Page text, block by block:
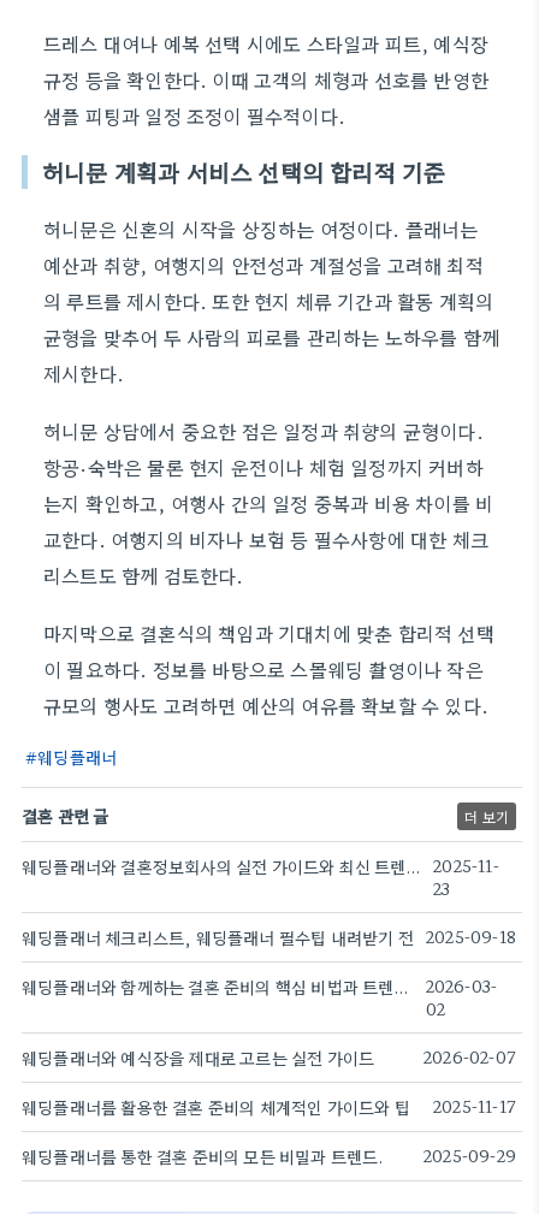
드레스 대여나 예복 선택 시에도 스타일과 피트, 예식장
규정 등을 확인한다. 이때 고객의 체형과 선호를 반영한
샘플 피팅과 일정 조정이 필수적이다.
허니문 계획과 서비스 선택의 합리적 기준
허니문은 신혼의 시작을 상징하는 여정이다. 플래너는
예산과 취향, 여행지의 안전성과 계절성을 고려해 최적
의 루트를 제시한다. 또한 현지 체류 기간과 활동 계획의
균형을 맞추어 두 사람의 피로를 관리하는 노하우를 함께
제시한다.
허니문 상담에서 중요한 점은 일정과 취향의 균형이다.
항공·숙박은 물론 현지 운전이나 체험 일정까지 커버하
는지 확인하고, 여행사 간의 일정 중복과 비용 차이를 비
교한다. 여행지의 비자나 보험 등 필수사항에 대한 체크
리스트도 함께 검토한다.
마지막으로 결혼식의 책임과 기대치에 맞춘 합리적 선택
이 필요하다. 정보를 바탕으로 스몰웨딩 촬영이나 작은
규모의 행사도 고려하면 예산의 여유를 확보할 수 있다.
웨딩플래너
결혼 관련 글 더 보기
웨딩플래너와 결혼정보회사의 실전 가이드와 최신 트렌드
2025-11-
23
웨딩플래너 체크리스트, 웨딩플래너 필수팁 내려받기 전 2025-09-18
웨딩플래너와 함께하는 결혼 준비의 핵심 비법과 트렌드.
2026-03-
02
웨딩플래너와 예식장을 제대로 고르는 실전 가이드 2026-02-07
웨딩플래너를 활용한 결혼 준비의 체계적인 가이드와 팁 2025-11-17
웨딩플래너를 통한 결혼 준비의 모든 비밀과 트렌드. 2025-09-29